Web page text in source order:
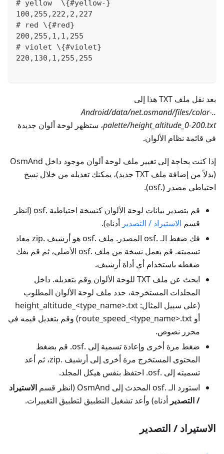
# yellow  \{#yellow-}
100,255,222,2,227
# red \{#red}
200,255,1,1,255
# violet \{#violet}
220,130,1,255,255
بعد نقل ملف TXT هذا إلى
..Android/data/net.osmand/files/color-
palette/height_altitude_0-200.txt، ستظهر لوحة ألوان جديدة
في قائمة نظام الألوان.
إذا كنت بحاجة إلى تغيير ملف لوحة ألوان موجود داخل OsmAnd
(بدلاً من إضافة ملف TXT جديد)، يمكنك تعديله من خلال نسخ
احتياطي مصدر (.osf).
قم بتصدير بيانات لوحة الألوان كنسخة احتياطية .osf (انظر
قسم الاستيراد / التصدير أدناه).
فك ضغط الـ .osf المصدر. ملف .osf هو أرشيف .zip معاد
تسميته. قم بعمل نسخة من ملف .osf الأصلي، ثم قم بفك
ضغطه باستخدام أي أداة أرشيف.
ابحث عن ملف TXT للوحة الألوان وقم بتعديله. داخل
المجلدات المستخرجة، حدد ملف لوحة الألوان المطلوب
(على سبيل المثال: height_altitude_<type_name>.txt
أو route_speed_<type_name>.txt) وقم بتعديل قيمه في
محرر نصوص.
ضغط مرة أخرى وإعادة تسمية إلى .osf. قم بضغط
المحتوى المستخرج مرة أخرى إلى أرشيف .zip، ثم أعد
تسميته إلى .osf. احتفظ بنفس هيكل المجلد.
استورد الـ .osf المحدث إلى OsmAnd (انظر قسم
الاستيراد
/ التصدير أدناه) وأعد تشغيل التطبيق لتطبيق التغييرات.
الاستيراد / التصدير